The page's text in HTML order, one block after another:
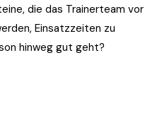
die das Trainerteam vor
Einsatzzeiten zu
hinweg gut geht?